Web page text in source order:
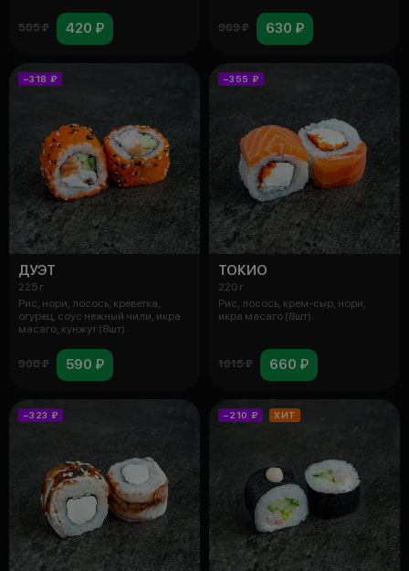
585 ₽ 420 ₽ 969 ₽ 630 ₽
−318 ₽
ДУЭТ
225 г
Рис, нори, лосось, креветка,
огурец, соус нежный чили, икра
масаго, кунжут (8шт).
908 ₽ 590 ₽
−355 ₽
ТОКИО
220 г
Рис, лосось, крем-сыр, нори,
икра масаго (8шт).
1015 ₽ 660 ₽
−323 ₽ −210 ₽ ХИТ